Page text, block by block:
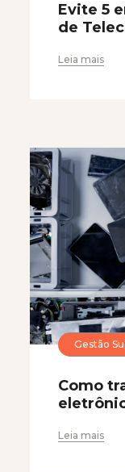
Evite 5
de
Leia mais
Gestão
Como
Leia mais